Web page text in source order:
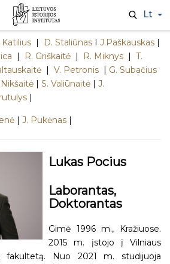
Katilius | D. Staliūnas I J.Paškauskas |
| R. Griškaitė | R. Miknys | T.
| V. Petronis | G. Subačius
Nikšaitė | S. Valiūnaitė | J.
|
| J. Pukėnas |
Lukas Pocius
Laborantas,
Doktorantas
Gimė 1996 m., Kražiuose.
2015 m. įstojo į Vilniaus
fakultetą. Nuo 2021 m. studijuoja
Lt